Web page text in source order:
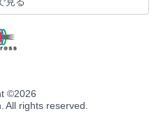
©2026
All rights reserved.